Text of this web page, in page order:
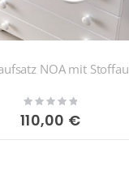
Rating:
0%
110,00 €